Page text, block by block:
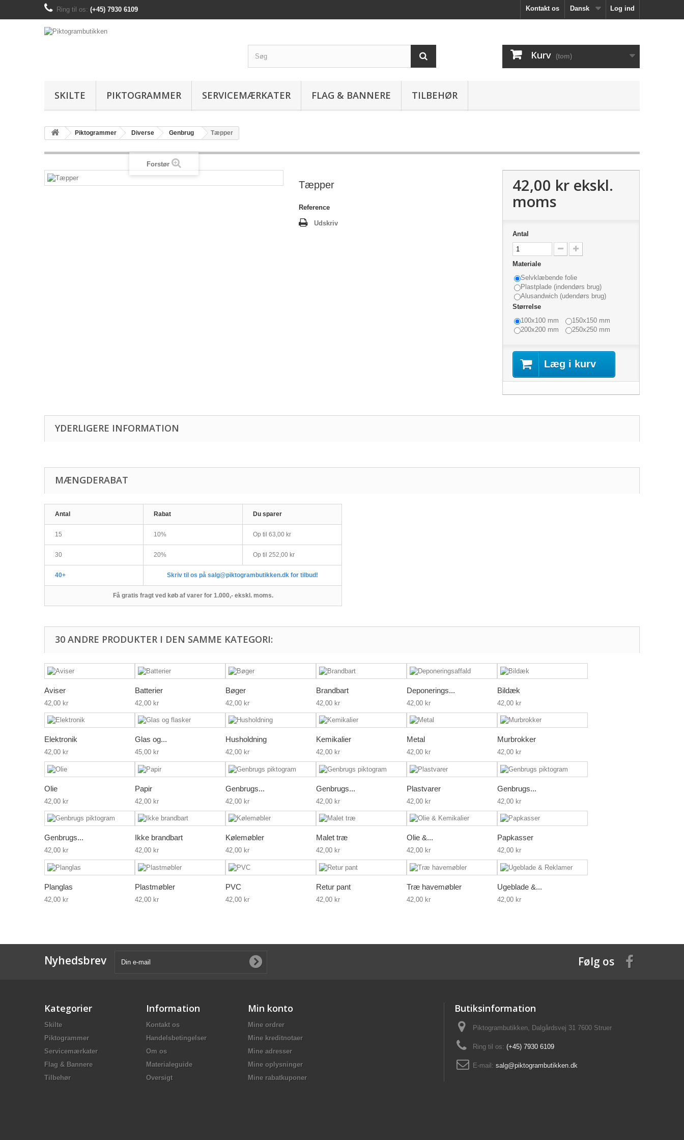
Log ind
Dansk
Kontakt os
Ring til os: (+45) 7930 6109
Kurv (tom)
SKILTE PIKTOGRAMMER SERVICEMÆRKATER FLAG & BANNERE TILBEHØR
Piktogrammer Diverse Genbrug Tæpper
Forstør
Tæpper
Reference
Udskriv
42,00 krekskl.
moms
Antal
Materiale
Selvklæbende folie
Plastplade (indendørs brug)
Alusandwich (udendørs brug)
Størrelse
100x100 mm
150x150 mm
200x200 mm
250x250 mm
Læg i kurv
YDERLIGERE INFORMATION
MÆNGDERABAT
Antal Rabat Du sparer
15 10% Op til 63,00 kr
30 20% Op til 252,00 kr
40+ Skriv til os på salg@piktogrambutikken.dk for tilbud!
Få gratis fragt ved køb af varer for 1.000,- ekskl. moms.
30 ANDRE PRODUKTER I DEN SAMME KATEGORI:
Aviser
42,00 kr
Batterier
42,00 kr
Bøger
42,00 kr
Brandbart
42,00 kr
Deponerings...
42,00 kr
Bildæk
42,00 kr
Elektronik
42,00 kr
Glas og...
45,00 kr
Husholdning
42,00 kr
Kemikalier
42,00 kr
Metal
42,00 kr
Murbrokker
42,00 kr
Olie
42,00 kr
Papir
42,00 kr
Genbrugs...
42,00 kr
Genbrugs...
42,00 kr
Plastvarer
42,00 kr
Genbrugs...
42,00 kr
Genbrugs...
42,00 kr
Ikke brandbart
42,00 kr
Kølemøbler
42,00 kr
Malet træ
42,00 kr
Olie &...
42,00 kr
Papkasser
42,00 kr
Planglas
42,00 kr
Plastmøbler
42,00 kr
PVC
42,00 kr
Retur pant
42,00 kr
Træ havemøbler
42,00 kr
Ugeblade &...
42,00 kr
Nyhedsbrev Følg os
Kategorier
Skilte
Piktogrammer
Servicemærkater
Flag & Bannere
Tilbehør
Information
Kontakt os
Handelsbetingelser
Om os
Materialeguide
Oversigt
Min konto
Mine ordrer
Mine kreditnotaer
Mine adresser
Mine oplysninger
Mine rabatkuponer
Butiksinformation
Piktogrambutikken, Dalgårdsvej 31 7600 Struer
Ring til os: (+45) 7930 6109
E-mail: salg@piktogrambutikken.dk